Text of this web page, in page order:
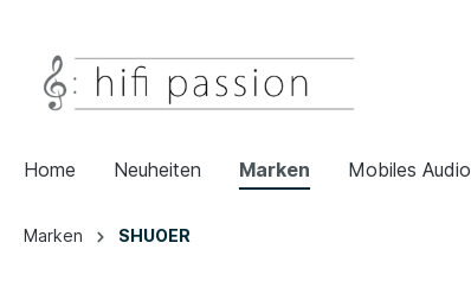
Home Neuheiten Marken Mobiles Audio
Marken SHUOER